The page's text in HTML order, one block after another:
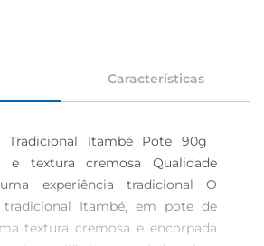
Características
Tradicional Itambé Pote 90g
e textura cremosa Qualidade
experiência tradicional O
Itambé, em pote de
textura cremosa e encorpada